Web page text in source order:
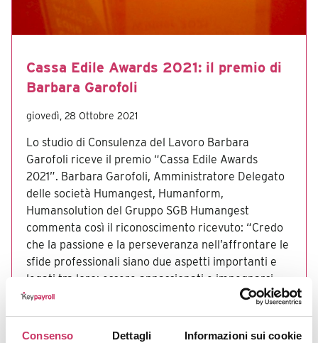
Consenso Dettagli Informazioni sui cookie
Cassa Edile Awards 2021: il premio di
Barbara Garofoli
giovedì, 28 Ottobre 2021
Lo studio di Consulenza del Lavoro Barbara
Garofoli riceve il premio “Cassa Edile Awards
2021”. Barbara Garofoli, Amministratore Delegato
delle società Humangest, Humanform,
Humansolution del Gruppo SGB Humangest
commenta così il riconoscimento ricevuto: “Credo
che la passione e la perseveranza nell’affrontare le
sfide professionali siano due aspetti importanti e
legati tra loro: essere appassionati e impegnarsi
davvero nelle cose […]